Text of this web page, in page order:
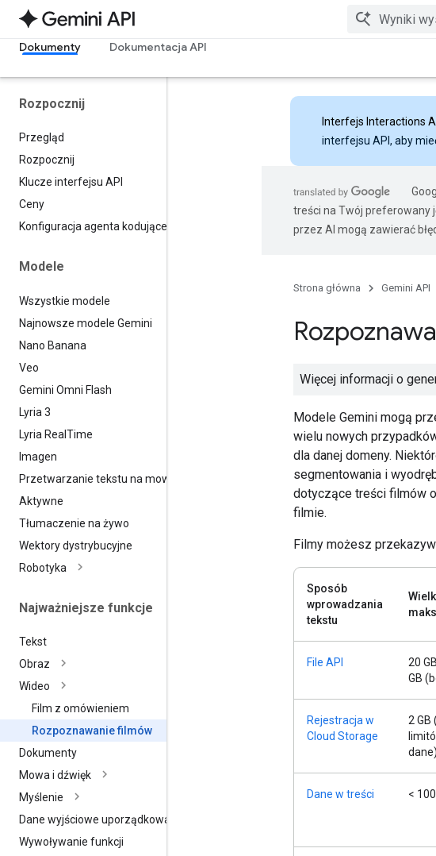
Dokumenty Dokumentacja API
Rozpocznij
Przegląd
Rozpocznij
Klucze interfejsu API
Ceny
Konfiguracja agenta kodującego
Modele
Wszystkie modele
Najnowsze modele Gemini
Nano Banana
Veo
Gemini Omni Flash
Lyria 3
Lyria Real Time
Imagen
Przetwarzanie tekstu na mowę
Aktywne
Tłumaczenie na żywo
Wektory dystrybucyjne
Robotyka
Najważniejsze funkcje
Tekst
Obraz
Wideo
Film z omówieniem
Rozpoznawanie filmów
Dokumenty
Mowa i dźwięk
Myślenie
Dane wyjściowe uporządkowane
Wywoływanie funkcji
Interfejs Interactions
interfejsu API, aby
treści na Twój preferowany
przez AI mogą zawierać
Strona główna Gemini API
Więcej informacji o
Modele Gemini mogą
wielu nowych
dla danej domeny.
segmentowania i
dotyczące treści filmów
filmie.
Filmy możesz
Sposób
wprowadzania
tekstu
File API
20
GB
Rejestracja w
Cloud Storage
2 GB
dane)
Dane w treści <